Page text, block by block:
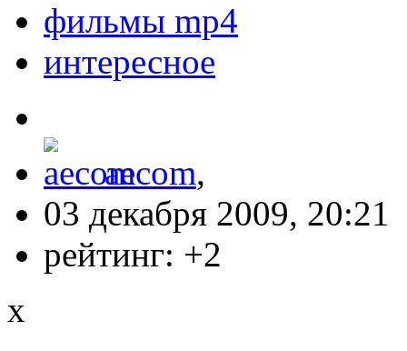
фильмы mp4
интересное
aecom,
03 декабря 2009, 20:21
рейтинг: +2
x